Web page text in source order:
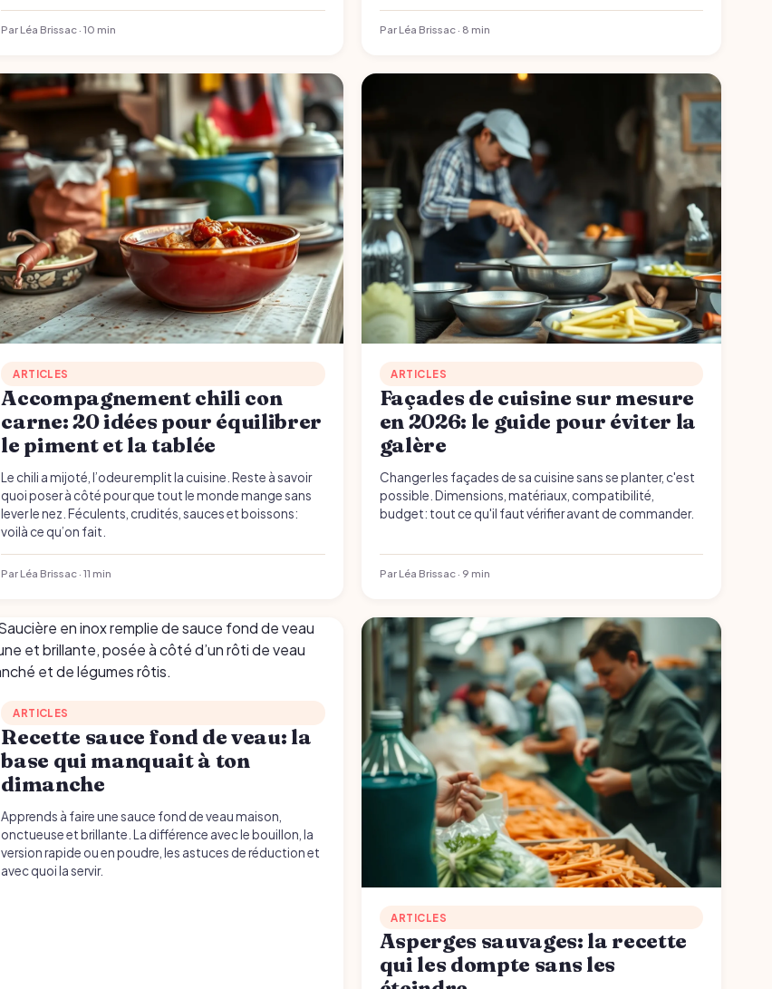
Par Léa Brissac · 10 min Par Léa Brissac · 8 min
ARTICLES
Accompagnement chili con
carne: 20 idées pour équilibrer
le piment et la tablée
Le chili a mijoté, l’odeur emplit la cuisine. Reste à savoir
quoi poser à côté pour que tout le monde mange sans
lever le nez. Féculents, crudités, sauces et boissons:
voilà ce qu’on fait.
Par Léa Brissac · 11 min
ARTICLES
Façades de cuisine sur mesure
en 2026: le guide pour éviter la
galère
Changer les façades de sa cuisine sans se planter, c'est
possible. Dimensions, matériaux, compatibilité,
budget: tout ce qu'il faut vérifier avant de commander.
Par Léa Brissac · 9 min
ARTICLES
Recette sauce fond de veau: la
base qui manquait à ton
dimanche
Apprends à faire une sauce fond de veau maison,
onctueuse et brillante. La différence avec le bouillon, la
version rapide ou en poudre, les astuces de réduction et
avec quoi la servir.
ARTICLES
Asperges sauvages: la recette
qui les dompte sans les